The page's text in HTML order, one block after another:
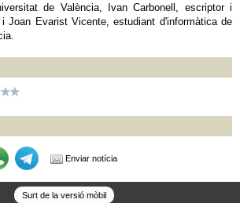
de València, Ivan Carbonell, escriptor i
Joan Evarist Vicente, estudiant d'informàtica de
Enviar notícia
Surt de la versió mòbil